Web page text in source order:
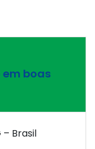
em boas
– Brasil